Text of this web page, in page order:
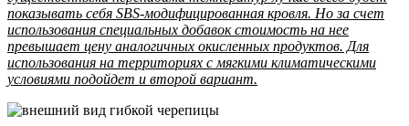
показывать себя SBS-модифицированная кровля. Но за счет
использования специальных добавок стоимость на нее
превышает цену аналогичных окисленных продуктов. Для
использования на территориях с мягкими климатическими
условиями подойдет и второй вариант.